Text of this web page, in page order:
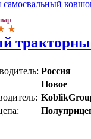
Россия
Новое